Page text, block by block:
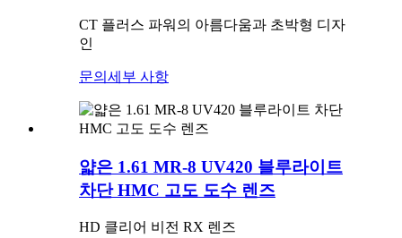
CT 플러스 파워의 아름다움과 초박형 디자
인
문의 세부 사항
얇은 1.61 MR-8 UV420 블루라이트
차단 HMC 고도 도수 렌즈
HD 클리어 비전 RX 렌즈